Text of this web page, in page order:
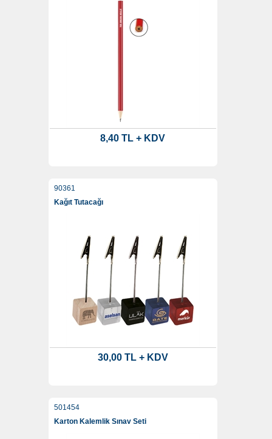
8,40 TL + KDV
90361
Kağıt Tutacağı
30,00 TL + KDV
501454
Karton Kalemlik Sınav Seti